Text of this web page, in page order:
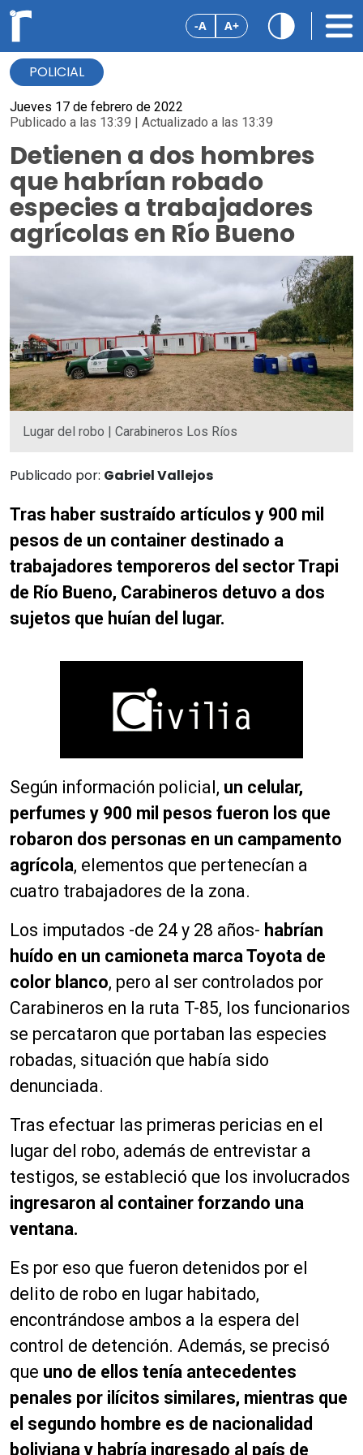
-A A+
POLICIAL
Jueves 17 de febrero de 2022
Publicado a las 13:39 | Actualizado a las 13:39
Detienen a dos hombres
que habrían robado
especies a trabajadores
agrícolas en Río Bueno
Lugar del robo | Carabineros Los Ríos
Publicado por: Gabriel Vallejos
Tras haber sustraído artículos y 900 mil
pesos de un container destinado a
trabajadores temporeros del sector Trapi
de Río Bueno, Carabineros detuvo a dos
sujetos que huían del lugar.
Según información policial, un celular,
perfumes y 900 mil pesos fueron los que
robaron dos personas en un campamento
agrícola, elementos que pertenecían a
cuatro trabajadores de la zona.
Los imputados -de 24 y 28 años- habrían
huído en un camioneta marca Toyota de
color blanco, pero al ser controlados por
Carabineros en la ruta T-85, los funcionarios
se percataron que portaban las especies
robadas, situación que había sido
denunciada.
Tras efectuar las primeras pericias en el
lugar del robo, además de entrevistar a
testigos, se estableció que los involucrados
ingresaron al container forzando una
ventana.
Es por eso que fueron detenidos por el
delito de robo en lugar habitado,
encontrándose ambos a la espera del
control de detención. Además, se precisó
que uno de ellos tenía antecedentes
penales por ilícitos similares, mientras que
el segundo hombre es de nacionalidad
boliviana y habría ingresado al país de